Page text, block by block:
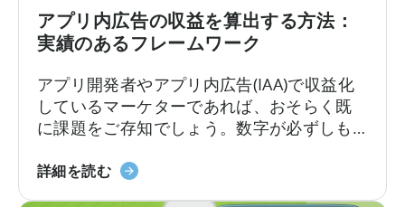
い
て
ミ
ク
ス
に
つ
い
収
アプリ内広告の収益を算出する方法：
実績のあるフレームワーク
アプリ開発者やアプリ内広告(IAA)で収益化
しているマーケターであれば、おそらく既
に課題をご存知でしょう。数字が必ずしも
るにはどうすればよいのでしょうか？ある
詳細を読む「ア